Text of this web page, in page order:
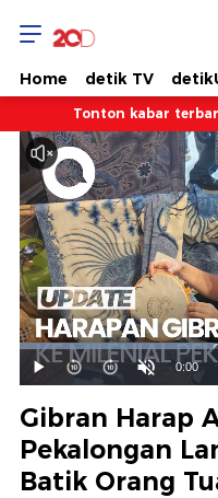
Home detik TV
Tonton kabar
Mainkan
Suara
Hidup
Waktu
ini
0:00
Dimuat:
43.29%
Gibran Harap
Pekalongan
Batik Orang